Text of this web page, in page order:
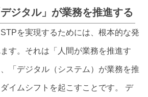
ジタル」が業務を推進する
を実現するためには、根本的な発
す。それは「人間が業務を推進す
「デジタル（システム）が業務を推
イムシフトを起こすことです。 デ